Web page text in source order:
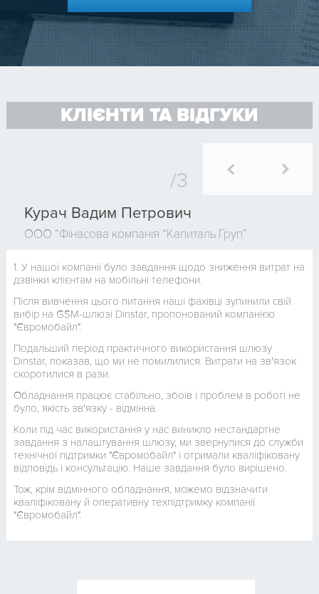
КЛІЄНТИ ТА ВІДГУКИ
Курач Вадим Петрович
ООО “Фінасова компанія “Капиталь Груп”
1. У нашої компанії було завдання щодо зниження витрат на
дзвінки клієнтам на мобільні телефони.
Після вивчення цього питання наші фахівці зупинили свій
вибір на GSM-шлюзі Dinstar, пропонований компанією
"Євромобайл".
Подальший період практичного використання шлюзу
Dinstar, показав, що ми не помилилися. Витрати на зв'язок
скоротилися в рази.
Обладнання працює стабільно, збоїв і проблем в роботі не
було, якість зв'язку - відмінна.
Коли під час використання у нас виникло нестандартне
завдання з налаштування шлюзу, ми звернулися до служби
технічної підтримки "Євромобайл" і отримали кваліфіковану
відповідь і консультацію. Наше завдання було вирішено.
Тож, крім відмінного обладнання, можемо відзначити
кваліфіковану й оперативну техпідтримку компанії
"Євромобайл".